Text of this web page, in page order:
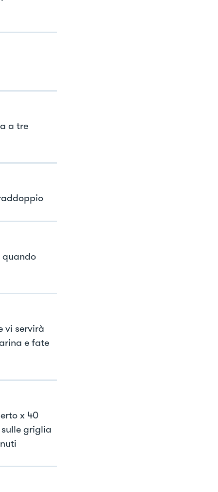
a tre
quando
vi servirà
e fate
x 40
griglia